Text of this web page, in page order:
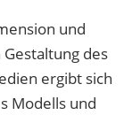
und
des
ergibt sich
Modells und